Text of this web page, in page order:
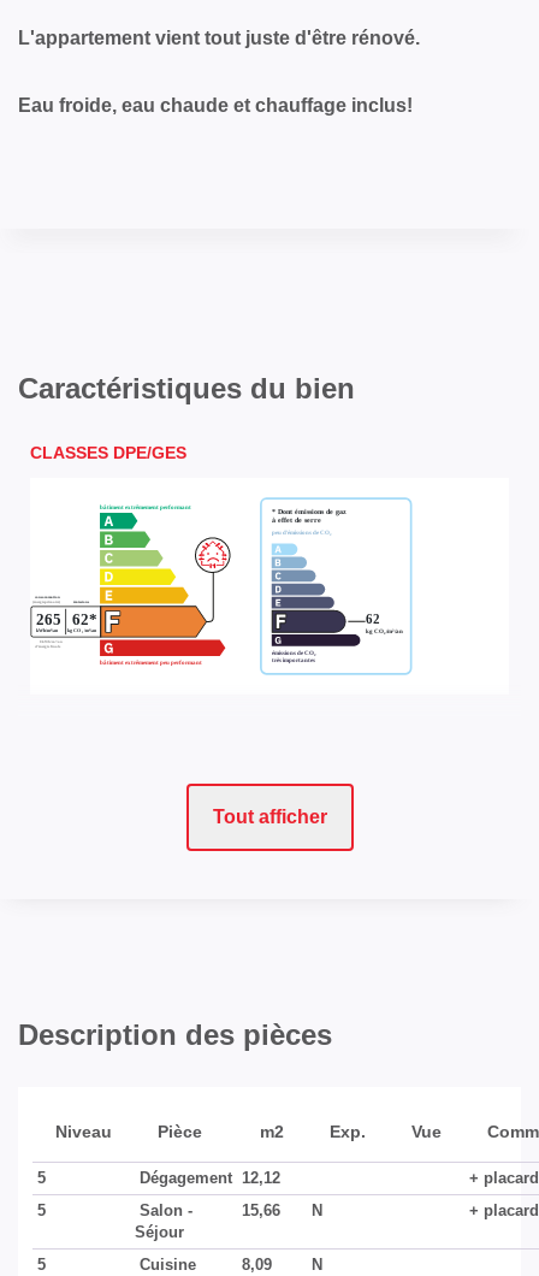
L'appartement vient tout juste d'être rénové.
Eau froide, eau chaude et chauffage inclus!
Caractéristiques du bien
CLASSES DPE/GES
Tout afficher
Description des pièces
Niveau Pièce m2 Exp. Vue
5 Dégagement 12,12
+
5
Salon -
Séjour
15,66 N +
5 Cuisine 8,09
N